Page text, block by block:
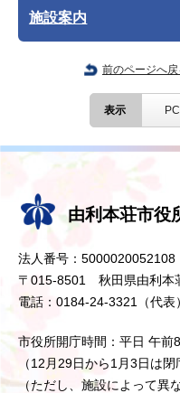
施設案内
前のページへ戻
表示 PC
由利本荘市役
法人番号：5000020052108
〒015-8501 秋田県由利本
電話：0184-24-3321（代表
市役所開庁時間：平日 午前
（12月29日から1月3日は閉
（ただし、施設によって異